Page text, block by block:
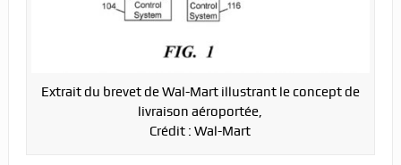
Extrait du brevet de Wal-Mart illustrant le concept de
livraison aéroportée,
Crédit : Wal-Mart